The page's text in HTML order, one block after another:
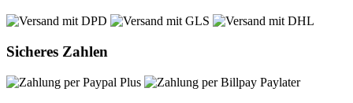
Sicheres Zahlen